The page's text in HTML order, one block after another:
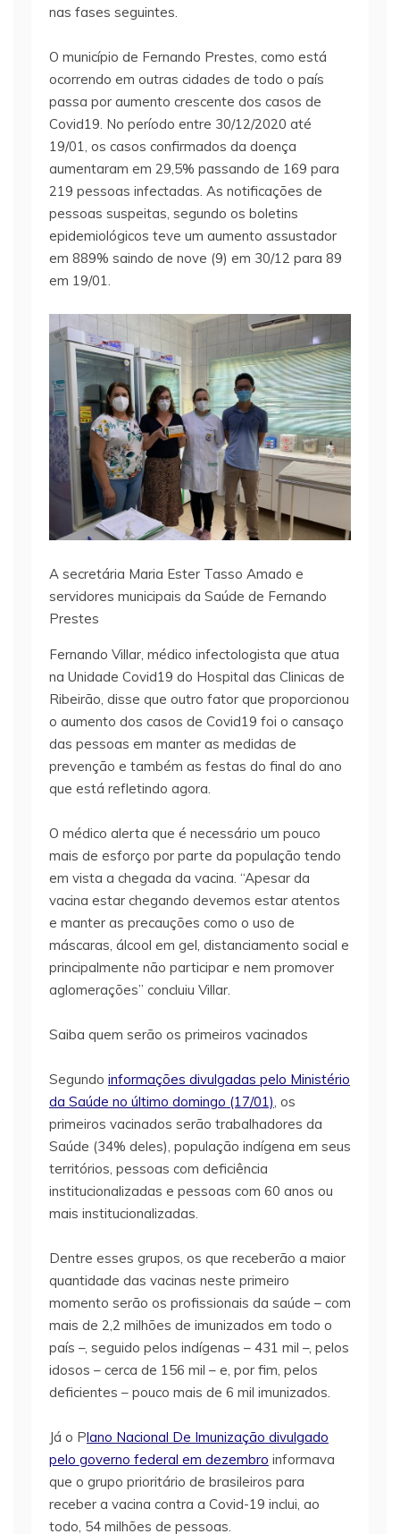
nas fases seguintes.
O município de Fernando Prestes, como está
ocorrendo em outras cidades de todo o país
passa por aumento crescente dos casos de
Covid19. No período entre 30/12/2020 até
19/01, os casos confirmados da doença
aumentaram em 29,5% passando de 169 para
219 pessoas infectadas. As notificações de
pessoas suspeitas, segundo os boletins
epidemiológicos teve um aumento assustador
em 889% saindo de nove (9) em 30/12 para 89
em 19/01.
A secretária Maria Ester Tasso Amado e
servidores municipais da Saúde de Fernando
Prestes
Fernando Villar, médico infectologista que atua
na Unidade Covid19 do Hospital das Clinicas de
Ribeirão, disse que outro fator que proporcionou
o aumento dos casos de Covid19 foi o cansaço
das pessoas em manter as medidas de
prevenção e também as festas do final do ano
que está refletindo agora.
O médico alerta que é necessário um pouco
mais de esforço por parte da população tendo
em vista a chegada da vacina. “Apesar da
vacina estar chegando devemos estar atentos
e manter as precauções como o uso de
máscaras, álcool em gel, distanciamento social e
principalmente não participar e nem promover
aglomerações” concluiu Villar.
Saiba quem serão os primeiros vacinados
Segundo informações divulgadas pelo Ministério
da Saúde no último domingo (17/01), os
primeiros vacinados serão trabalhadores da
Saúde (34% deles), população indígena em seus
territórios, pessoas com deficiência
institucionalizadas e pessoas com 60 anos ou
mais institucionalizadas.
Dentre esses grupos, os que receberão a maior
quantidade das vacinas neste primeiro
momento serão os profissionais da saúde – com
mais de 2,2 milhões de imunizados em todo o
país –, seguido pelos indígenas – 431 mil –, pelos
idosos – cerca de 156 mil – e, por fim, pelos
deficientes – pouco mais de 6 mil imunizados.
Já o Plano Nacional De Imunização divulgado
pelo governo federal em dezembro informava
que o grupo prioritário de brasileiros para
receber a vacina contra a Covid-19 inclui, ao
todo, 54 milhões de pessoas.